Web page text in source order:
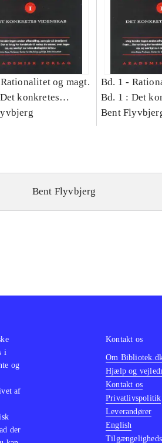
Rationalitet og magt.
konkretes
Bd. 1 -
Bd. 1 : Det
videnskab
Bent
Bent Flyvbjerg
i
og
af
der
Kontakt os
Om
Hjælp og
Kontakt os
Privatlivspolitik
Leverandører
English